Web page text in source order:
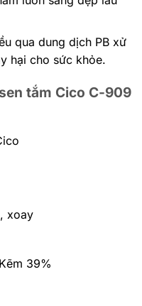
qua dung dịch PB xử
hại cho sức khỏe.
tắm Cico C-909
xoay
39%